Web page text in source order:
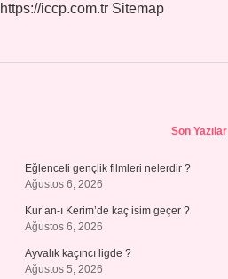
https://iccp.com.tr Sitemap
Son Yazılar
Eğlenceli gençlik filmleri nelerdir ?
Ağustos 6, 2026
Kur’an-ı Kerim’de kaç isim geçer ?
Ağustos 6, 2026
Ayvalık kaçıncı ligde ?
Ağustos 5, 2026